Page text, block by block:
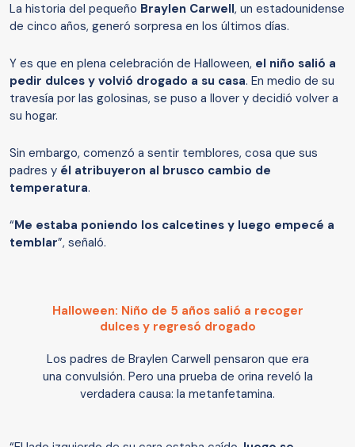
La historia del pequeño Braylen Carwell, un estadounidense
de cinco años, generó sorpresa en los últimos días.
Y es que en plena celebración de Halloween, el niño salió a
pedir dulces y volvió drogado a su casa. En medio de su
travesía por las golosinas, se puso a llover y decidió volver a
su hogar.
Sin embargo, comenzó a sentir temblores, cosa que sus
padres y él atribuyeron al brusco cambio de
temperatura.
“Me estaba poniendo los calcetines y luego empecé a
temblar”, señaló.
Halloween: Niño de 5 años salió a recoger
dulces y regresó drogado
Los padres de Braylen Carwell pensaron que era
una convulsión. Pero una prueba de orina reveló la
verdadera causa: la metanfetamina.